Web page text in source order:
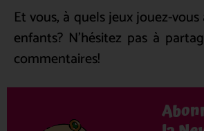
Et vous, à quels jeux jouez-
enfants? N’hésitez pas à
commentaires!